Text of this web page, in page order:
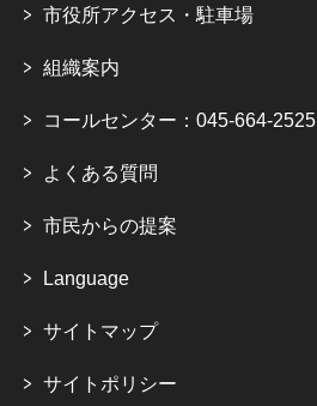
市役所アクセス・駐車場
組織案内
コールセンター：045-664-2525
よくある質問
市民からの提案
Language
サイトマップ
サイトポリシー